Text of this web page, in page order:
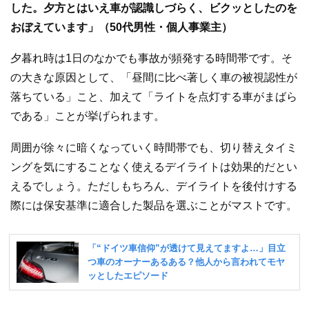
した。夕方とはいえ車が認識しづらく、ビクッとしたのを
おぼえています」（50代男性・個人事業主）
夕暮れ時は1日のなかでも事故が頻発する時間帯です。そ
の大きな原因として、「昼間に比べ著しく車の被視認性が
落ちている」こと、加えて「ライトを点灯する車がまばら
である」ことが挙げられます。
周囲が徐々に暗くなっていく時間帯でも、切り替えタイミ
ングを気にすることなく使えるデイライトは効果的だとい
えるでしょう。ただしもちろん、デイライトを後付けする
際には保安基準に適合した製品を選ぶことがマストです。